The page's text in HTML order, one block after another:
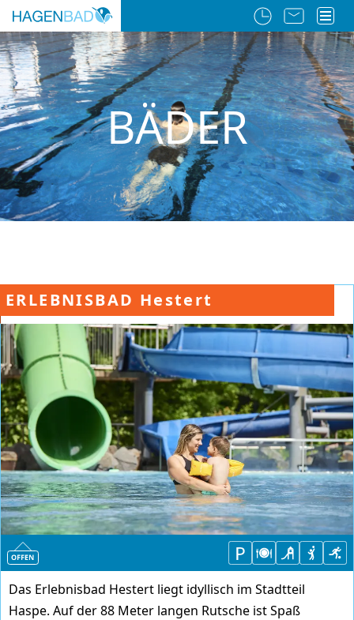
BÄDER
ERLEBNISBAD Hestert
Das Erlebnisbad Hestert liegt idyllisch im Stadtteil
Haspe. Auf der 88 Meter langen Rutsche ist Spaß